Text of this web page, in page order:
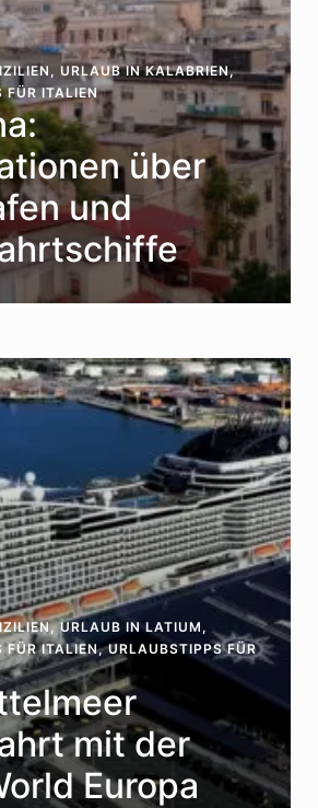
, URLAUB IN KALABRIEN,
FÜR ITALIEN
über
und
,URLAUB IN LATIUM ,
FÜR ITALIEN,URLAUBSTIPPS FÜR
mit der
Europa